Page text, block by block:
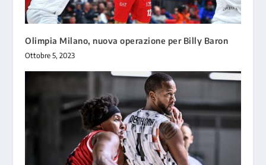
Olimpia Milano, nuova operazione per Billy Baron
Ottobre 5, 2023